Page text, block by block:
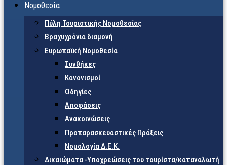
Νομοθεσία
Πύλη Τουριστικής Νομοθεσίας
Βραχυχρόνια διαμονή
Ευρωπαϊκή Νομοθεσία
Συνθήκες
Κανονισμοί
Οδηγίες
Αποφάσεις
Ανακοινώσεις
Προπαρασκευαστικές Πράξεις
Νομολογία Δ.Ε.Κ.
Δικαιώματα -Υποχρεώσεις του τουρίστα/καταναλωτή